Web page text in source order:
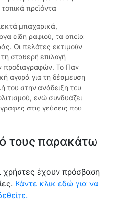
προϊόντα.
μπαχαρικά,
είδη ραφιού, τα οποία
Οι πελάτες εκτιμούν
σταθερή επιλογή
προδιαγραφών. Το Παν
αγορά για τη δέσμευση
του στην ανάδειξη του
ενώ συνδυάζει
στις γεύσεις που
τους παρακάτω
χρήστες έχουν πρόσβαση
Κάντε κλικ εδώ για να